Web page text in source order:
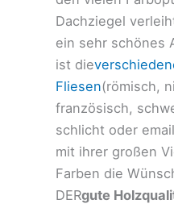
Dachziegel
ein sehr schönes
ist die
Fliesen(römisch,
französisch,
schlicht oder
mit ihrer großen
Farben die
DERgute